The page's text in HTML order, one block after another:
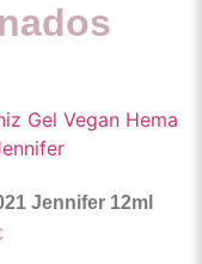
Jennifer 12ml